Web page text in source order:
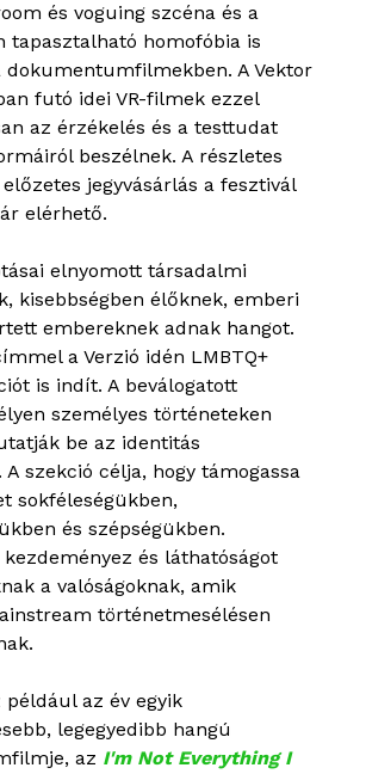
és voguing szcéna és a
tapasztalható homofóbia is
dokumentumfilmekben. A Vektor
futó idei VR-filmek ezzel
az érzékelés és a testtudat
beszélnek. A részletes
jegyvásárlás a fesztivál
elérhető.
elnyomott társadalmi
kisebbségben élőknek, emberi
embereknek adnak hangot.
a Verzió idén LMBTQ+
is indít. A beválogatott
személyes történeteken
be az identitás
szekció célja, hogy támogassa
sokféleségükben,
és szépségükben.
kezdeményez és láthatóságot
a valóságoknak, amik
történetmesélésen
például az év egyik
legegyedibb hangú
az I'm Not Everything I